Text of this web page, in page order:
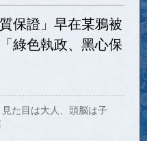
保證」早在某鴉被
綠色執政、黑心保
た目は大人、頭脳は子